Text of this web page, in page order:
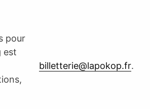
pour
est
billetterie@lapokop.fr.